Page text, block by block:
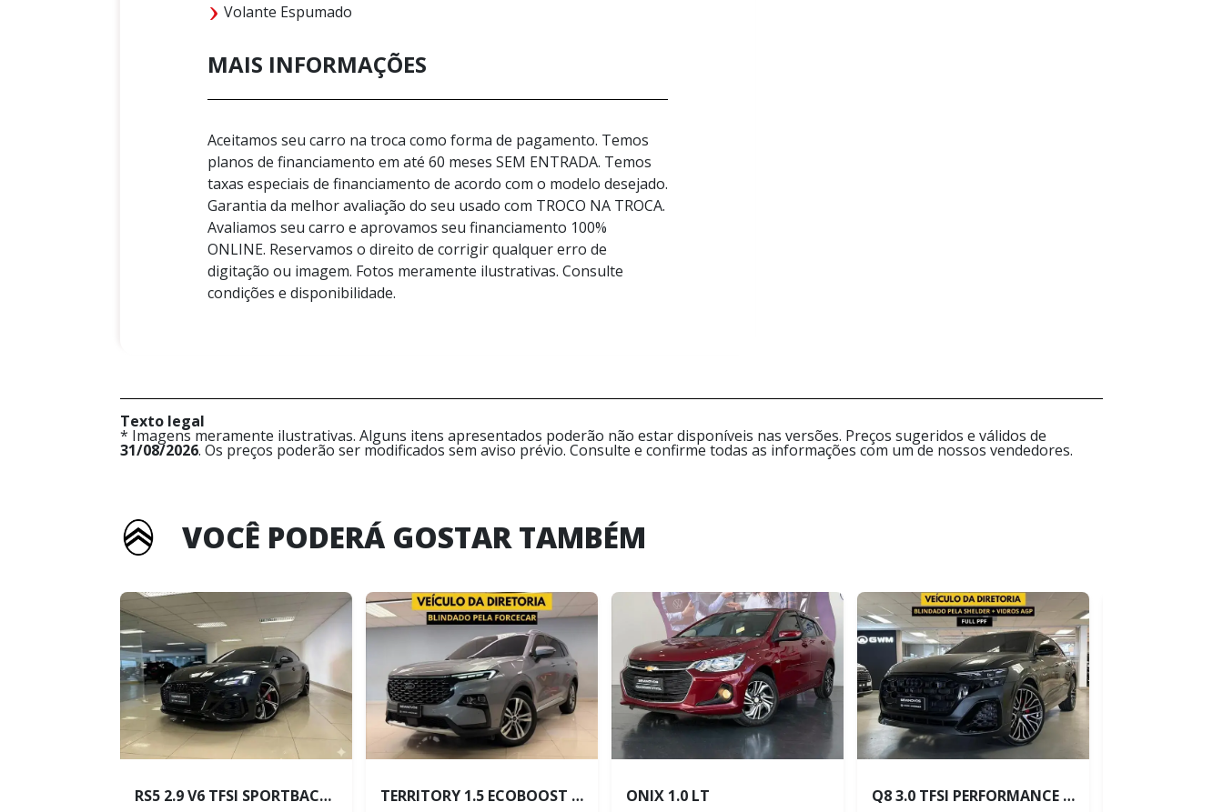
Volante Espumado
MAIS INFORMAÇÕES
Aceitamos seu carro na troca como forma de pagamento. Temos
planos de financiamento em até 60 meses SEM ENTRADA. Temos
taxas especiais de financiamento de acordo com o modelo desejado.
Garantia da melhor avaliação do seu usado com TROCO NA TROCA.
Avaliamos seu carro e aprovamos seu financiamento 100%
ONLINE. Reservamos o direito de corrigir qualquer erro de
digitação ou imagem. Fotos meramente ilustrativas. Consulte
condições e disponibilidade.
Texto legal
* Imagens meramente ilustrativas. Alguns itens apresentados poderão não estar disponíveis nas versões. Preços sugeridos e válidos de
31/08/2026. Os preços poderão ser modificados sem aviso prévio. Consulte e confirme todas as informações com um de nossos vendedores.
VOCÊ PODERÁ GOSTAR TAMBÉM
RS5 2.9 V6 TFSI SPORTBACK QUATTRO
TERRITORY 1.5 ECOBOOST GTDI TITANIUM
ONIX 1.0 LT
Q8 3.0 TFSI PERFORMANCE BLACK QUATTRO